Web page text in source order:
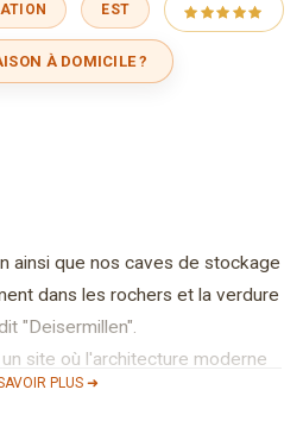
EST
À DOMICILE ?
PLUS ➜
ainsi que nos caves de stockage
dans les rochers et la verdure
"Deisermillen".
site où l'architecture moderne
dans la vallée mosellane.